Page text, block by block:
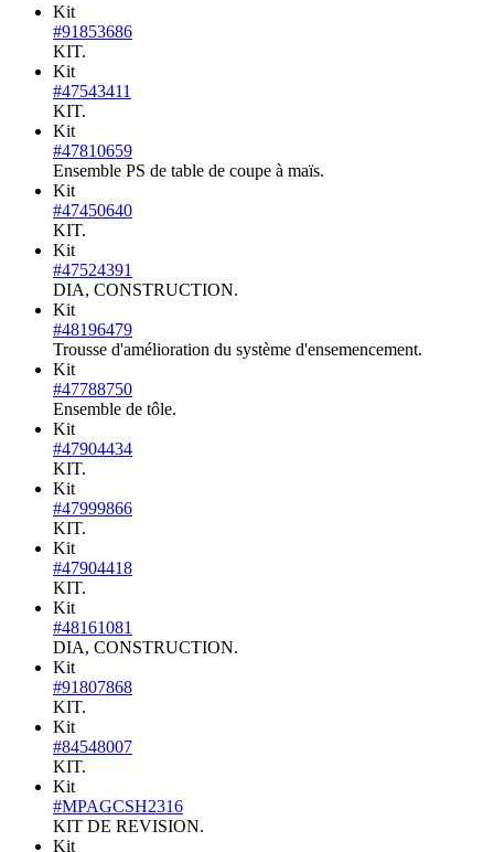
Kit
#91853686
KIT.
Kit
#47543411
KIT.
Kit
#47810659
Ensemble PS de table de coupe à maïs.
Kit
#47450640
KIT.
Kit
#47524391
DIA, CONSTRUCTION.
Kit
#48196479
Trousse d'amélioration du système d'ensemencement.
Kit
#47788750
Ensemble de tôle.
Kit
#47904434
KIT.
Kit
#47999866
KIT.
Kit
#47904418
KIT.
Kit
#48161081
DIA, CONSTRUCTION.
Kit
#91807868
KIT.
Kit
#84548007
KIT.
Kit
#MPAGCSH2316
KIT DE REVISION.
Kit